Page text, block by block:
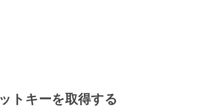
トキーを取得する